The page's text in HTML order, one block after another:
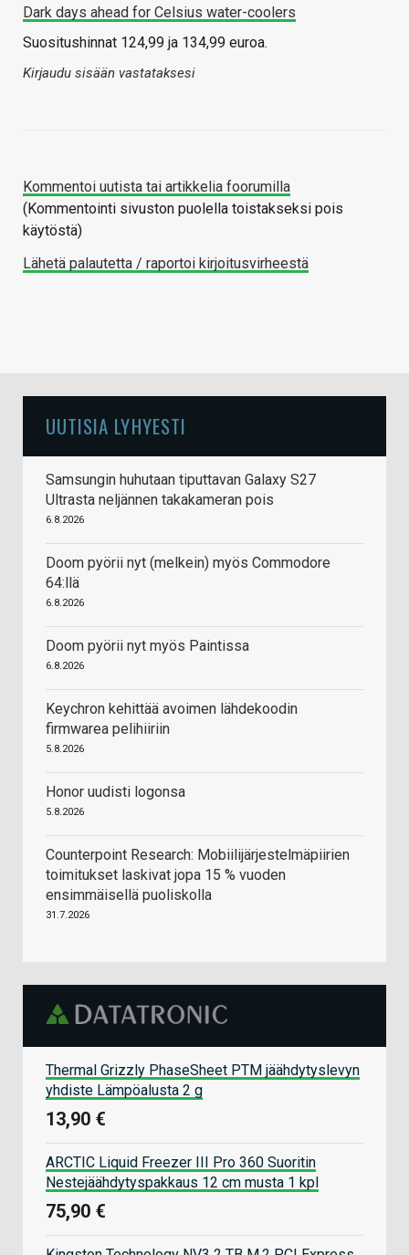
Dark days ahead for Celsius water-coolers
Suositushinnat 124,99 ja 134,99 euroa.
Kirjaudu sisään vastataksesi
Kommentoi uutista tai artikkelia foorumilla
(Kommentointi sivuston puolella toistakseksi pois
käytöstä)
Lähetä palautetta / raportoi kirjoitusvirheestä
UUTISIA LYHYESTI
Samsungin huhutaan tiputtavan Galaxy S27
Ultrasta neljännen takakameran pois
6.8.2026
Doom pyörii nyt (melkein) myös Commodore
64:llä
6.8.2026
Doom pyörii nyt myös Paintissa
6.8.2026
Keychron kehittää avoimen lähdekoodin
firmwarea pelihiiriin
5.8.2026
Honor uudisti logonsa
5.8.2026
Counterpoint Research: Mobiilijärjestelmäpiirien
toimitukset laskivat jopa 15 % vuoden
ensimmäisellä puoliskolla
31.7.2026
Thermal Grizzly PhaseSheet PTM jäähdytyslevyn
yhdiste Lämpöalusta 2 g
13,90 €
ARCTIC Liquid Freezer III Pro 360 Suoritin
Nestejäähdytyspakkaus 12 cm musta 1 kpl
75,90 €